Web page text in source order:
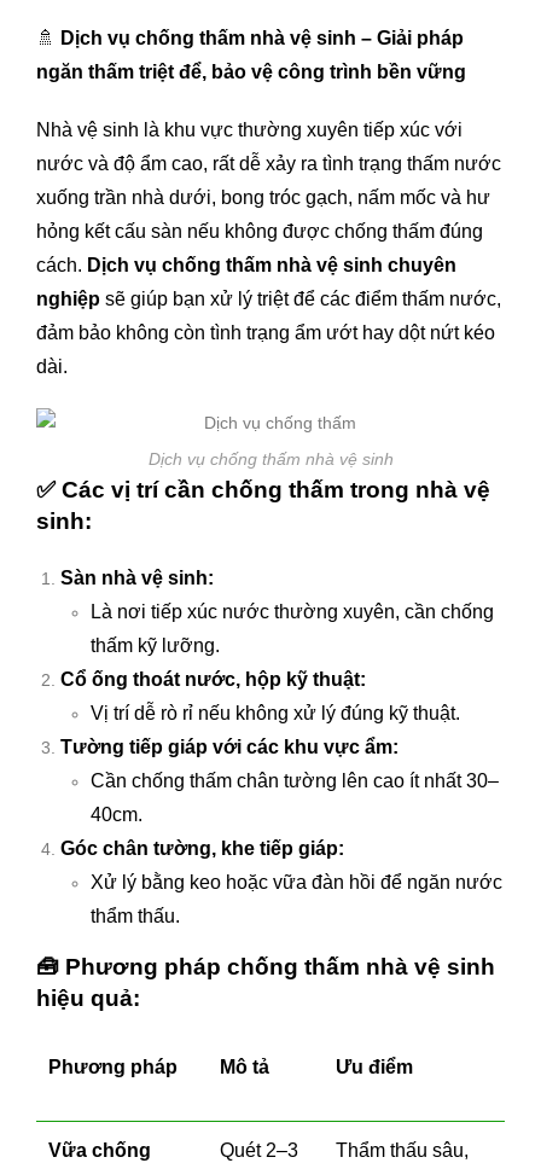
🚿
Dịch vụ chống thấm nhà vệ sinh – Giải pháp
ngăn thấm triệt để, bảo vệ công trình bền vững
Nhà vệ sinh là khu vực thường xuyên tiếp xúc với
nước và độ ẩm cao, rất dễ xảy ra tình trạng thấm nước
xuống trần nhà dưới, bong tróc gạch, nấm mốc và hư
hỏng kết cấu sàn nếu không được chống thấm đúng
cách. Dịch vụ chống thấm nhà vệ sinh chuyên
nghiệp sẽ giúp bạn xử lý triệt để các điểm thấm nước,
đảm bảo không còn tình trạng ẩm ướt hay dột nứt kéo
dài.
Dịch vụ chống thấm nhà vệ sinh
✅Các vị trí cần chống thấm trong nhà vệ
sinh:
Sàn nhà vệ sinh:
Là nơi tiếp xúc nước thường xuyên, cần chống
thấm kỹ lưỡng.
Cổ ống thoát nước, hộp kỹ thuật:
Vị trí dễ rò rỉ nếu không xử lý đúng kỹ thuật.
Tường tiếp giáp với các khu vực ẩm:
Cần chống thấm chân tường lên cao ít nhất 30–
40cm.
Góc chân tường, khe tiếp giáp:
Xử lý bằng keo hoặc vữa đàn hồi để ngăn nước
thẩm thấu.
🧰 Phương pháp chống thấm nhà vệ sinh
hiệu quả:
Phương pháp Mô tả Ưu điểm
Vữa chống
Quét 2–3
Thẩm thấu sâu,